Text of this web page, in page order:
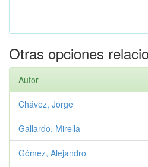
Otras opciones
Autor
Chávez, Jorge
Gallardo, Mirella
Gómez, Alejandro